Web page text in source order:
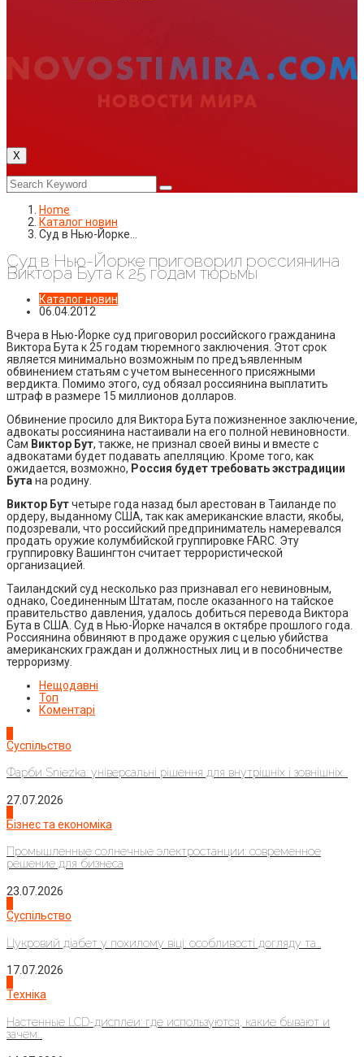
X
Home
Каталог новин
Суд в Нью-Йорке…
Суд в Нью-Йорке приговорил россиянина
Виктора Бута к 25 годам тюрьмы
Каталог новин
06.04.2012
Вчера в Нью-Йорке суд приговорил российского гражданина
Виктора Бута к 25 годам тюремного заключения. Этот срок
является минимально возможным по предъявленным
обвинением статьям с учетом вынесенного присяжными
вердикта. Помимо этого, суд обязал россиянина выплатить
штраф в размере 15 миллионов долларов.
Обвинение просило для Виктора Бута пожизненное заключение,
адвокаты россиянина настаивали на его полной невиновности.
Сам Виктор Бут, также, не признал своей вины и вместе с
адвокатами будет подавать апелляцию. Кроме того, как
ожидается, возможно, Россия будет требовать экстрадиции
Бута на родину.
Виктор Бутчетыре года назад был арестован в Таиланде по
ордеру, выданному США, так как американские власти, якобы,
подозревали, что российский предприниматель намеревался
продать оружие колумбийской группировке FARC. Эту
группировку Вашингтон считает террористической
организацией.
Таиландский суд несколько раз признавал его невиновным,
однако, Соединенным Штатам, после оказанного на тайское
правительство давления, удалось добиться перевода Виктора
Бута в США. Суд в Нью-Йорке начался в октябре прошлого года.
Россиянина обвиняют в продаже оружия с целью убийства
американских граждан и должностных лиц и в пособничестве
терроризму.
Нещодавні
Топ
Коментарі
Суспільство
Фарби Sniezka: універсальні рішення для внутрішніх і зовнішніх...
27.07.2026
Бізнес та економіка
Промышленные солнечные электростанции: современное
решение для бизнеса
23.07.2026
Суспільство
Цукровий діабет у похилому віці: особливості догляду та...
17.07.2026
Техніка
Настенные LCD-дисплеи: где используются, какие бывают и
зачем...